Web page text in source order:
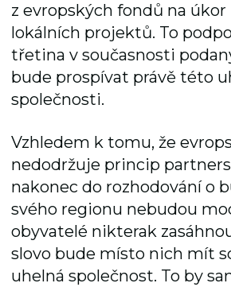
z evropských fondů na
lokálních projektů. To
třetina v současnosti
bude prospívat právě této
společnosti.
Vzhledem k tomu, že
nedodržuje princip
nakonec do rozhodování o
svého regionu nebudou
obyvatelé nikterak
slovo bude místo nich mít
uhelná společnost. To by